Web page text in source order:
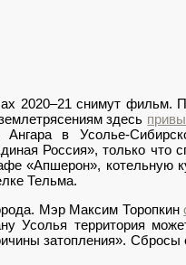
2020–21 снимут фильм.
здесь
в Усолье-
Россия», только что
«Апшерон», котельную
Тельма.
Мэр Максим Торопкин
Усолья территория
затопления».